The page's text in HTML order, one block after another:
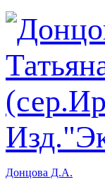
Донцова Д.А.